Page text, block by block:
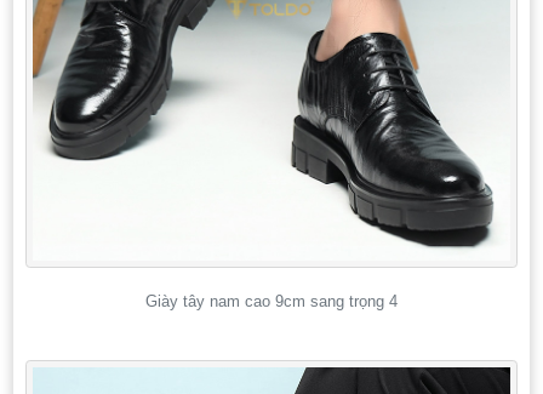
Giày tây nam cao 9cm sang trọng 4